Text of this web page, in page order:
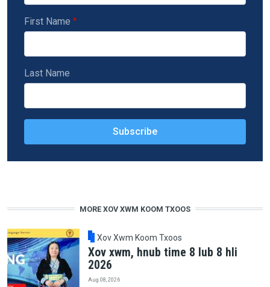
First Name
Last Name
MORE XOV XWM KOOM TXOOS
Xov Xwm Koom Txoos
Xov xwm, hnub time 8 lub 8 hli
2026
Aug 08, 2026